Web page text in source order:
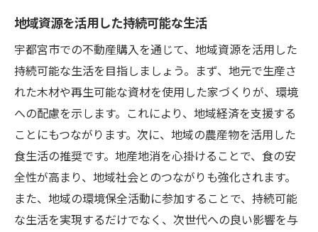
地域資源を活用した持続可能な生活
宇都宮市での不動産購入を通じて、地域資源を活用した
持続可能な生活を目指しましょう。まず、地元で生産さ
れた木材や再生可能な資材を使用した家づくりが、環境
への配慮を示します。これにより、地域経済を支援する
ことにもつながります。次に、地域の農産物を活用した
食生活の推奨です。地産地消を心掛けることで、食の安
全性が高まり、地域社会とのつながりも強化されます。
また、地域の環境保全活動に参加することで、持続可能
な生活を実現するだけでなく、次世代への良い影響を与